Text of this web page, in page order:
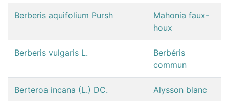
Berberis aquifolium Pursh
Mahonia faux-
houx
Berberis vulgaris L.
Berbéris
commun
Berteroa incana (L.) DC. Alysson blanc